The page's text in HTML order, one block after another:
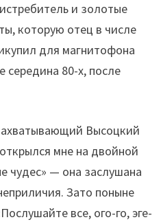
и золотые
которую отец в числе
для магнитофона
середина 80-х, после
Высоцкий
мне на двойной
чудес» — она заслушана
Зато поныне
все, ого-го, эге-